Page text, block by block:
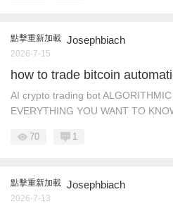
點擊重新加載 Josephbiach
2026-7-15
how to trade bitcoin
AI crypto trading bot
EVERYTHING YOU WANT TO
70 1
點擊重新加載 Josephbiach
2026-7-13